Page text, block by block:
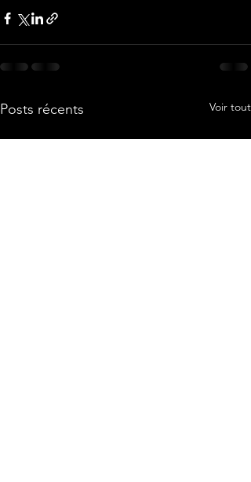
Posts récents Voir tout